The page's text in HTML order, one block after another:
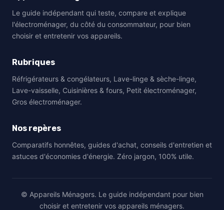
Le guide indépendant qui teste, compare et explique
l'électroménager, du côté du consommateur, pour bien
choisir et entretenir vos appareils.
Rubriques
Réfrigérateurs & congélateurs, Lave-linge & sèche-linge,
Lave-vaisselle, Cuisinières & fours, Petit électroménager,
Gros électroménager.
Nos repères
Comparatifs honnêtes, guides d'achat, conseils d'entretien et
astuces d'économies d'énergie. Zéro jargon, 100% utile.
© Appareils Ménagers. Le guide indépendant pour bien
choisir et entretenir vos appareils ménagers.